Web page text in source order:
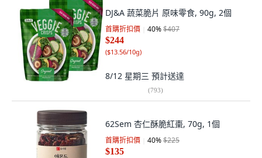
DJ&A 蔬菜脆片 原味零食, 90g, 2個
首購折扣價 40%$407
$244
($13.56/10g)
8/12 星期三 預計送達
(793)
62Sem 杏仁酥脆紅棗, 70g, 1個
首購折扣價 40%$225
$135